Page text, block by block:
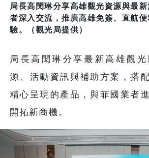
局長高閔琳分享高雄觀光資源與最
者深入交流，推廣高雄免簽、直航
驗。（觀光局提供）
局長高閔琳分享最新高雄觀
源、活動資訊與補助方案，搭
精心呈現的產品，與菲國業者
開拓新商機。